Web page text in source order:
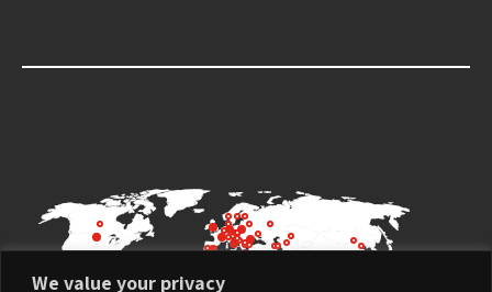
We value your privacy